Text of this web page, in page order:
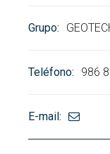
986